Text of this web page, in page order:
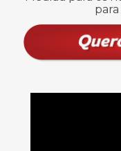
para